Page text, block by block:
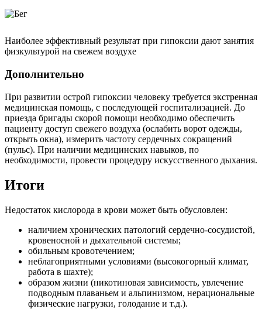
Наиболее эффективный результат при гипоксии дают занятия
физкультурой на свежем воздухе
Дополнительно
При развитии острой гипоксии человеку требуется экстренная
медицинская помощь, с последующей госпитализацией. До
приезда бригады скорой помощи необходимо обеспечить
пациенту доступ свежего воздуха (ослабить ворот одежды,
открыть окна), измерить частоту сердечных сокращений
(пульс). При наличии медицинских навыков, по
необходимости, провести процедуру искусственного дыхания.
Итоги
Недостаток кислорода в крови может быть обусловлен:
наличием хронических патологий сердечно-сосудистой,
кровеносной и дыхательной системы;
обильным кровотечением;
неблагоприятными условиями (высокогорный климат,
работа в шахте);
образом жизни (никотиновая зависимость, увлечение
подводным плаваньем и альпинизмом, нерациональные
физические нагрузки, голодание и т.д.).